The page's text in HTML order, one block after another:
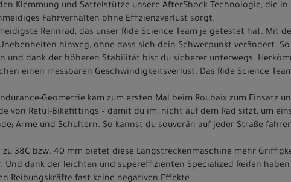
Klemmung und Sattelstütze unsere AfterShock Technologie, die
Fahrverhalten ohne Effizienzverlust sorgt.
Rennrad, das unser Ride Science Team je getestet hat. Mit
hinweg, ohne dass sich dein Schwerpunkt verändert.
und dank der höheren Stabilität bist du sicherer unterwegs.
einen messbaren Geschwindigkeitsverlust. Das Ride Science
Endurance-Geometrie kam zum ersten Mal beim Roubaix zum Einsatz
von Retül-Bikefittings – damit du im, nicht auf dem Rad sitzt, um
Arme und Schultern. So kannst du souverän auf jeder Straße
38C bzw. 40 mm bietet diese Langstreckenmaschine mehr
dank der leichten und supereffizienten Specialized Reifen
Reibungskräfte fast keine negativen Effekte.